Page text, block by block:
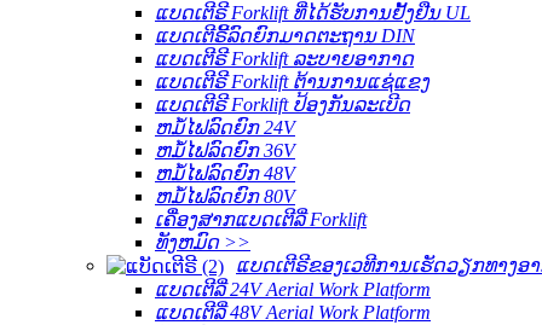
ແບດເຕີຣີ Forklift ທີ່ໄດ້ຮັບການຢັ້ງຢືນ UL
ແບດເຕີຣີ້ລົດຍົກມາດຕະຖານ DIN
ແບດເຕີຣີ Forklift ລະບາຍອາກາດ
ແບດເຕີຣີ Forklift ຕ້ານການແຊ່ແຂງ
ແບດເຕີຣີ Forklift ປ້ອງກັນລະເບີດ
ຫມໍ້ໄຟລົດຍົກ 24V
ຫມໍ້ໄຟລົດຍົກ 36V
ຫມໍ້ໄຟລົດຍົກ 48V
ຫມໍ້ໄຟລົດຍົກ 80V
ເຄື່ອງສາກແບດເຕີລີ່ Forklift
ທັງ​ຫມົດ >>
ແບດເຕີຣີຂອງເວທີການເຮັດວຽກທາງອ
ແບດເຕີລີ່ 24V Aerial Work Platform
ແບດເຕີລີ່ 48V Aerial Work Platform